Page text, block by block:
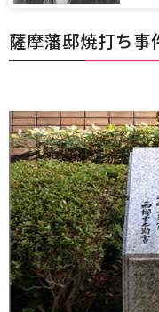
薩摩藩邸焼打ち事